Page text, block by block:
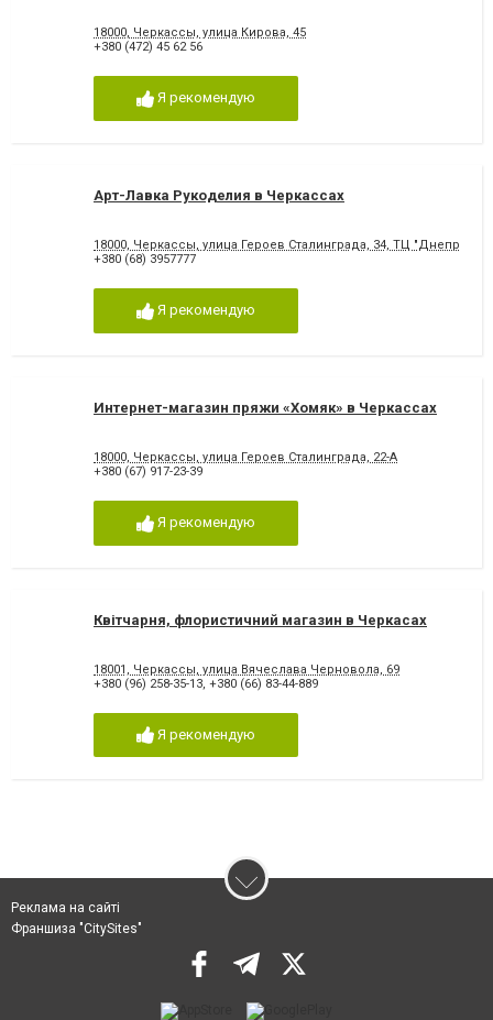
18000, Черкассы, улица Кирова, 45
+380 (472) 45 62 56
Я рекомендую
Арт-Лавка Рукоделия в Черкассах
18000, Черкассы, улица Героев Сталинграда, 34, ТЦ "Днепро
+380 (68) 3957777
Я рекомендую
Интернет-магазин пряжи «Хомяк» в Черкассах
18000, Черкассы, улица Героев Сталинграда, 22-А
+380 (67) 917-23-39
Я рекомендую
Квітчарня, флористичний магазин в Черкасах
18001, Черкассы, улица Вячеслава Черновола, 69
+380 (96) 258-35-13, +380 (66) 83-44-889
Я рекомендую
Реклама на сайті
Франшиза "CitySites"